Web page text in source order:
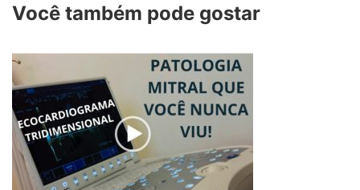
Você também pode gostar